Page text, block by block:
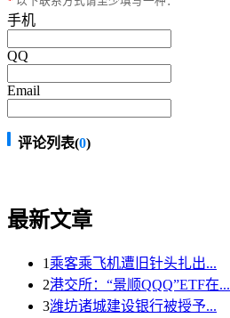
手机
QQ
Email
评论列表(0)
最新文章
1 乘客乘飞机遭旧针头扎出...
2港交所：“景顺QQQ”ETF在...
3潍坊诸城建设银行被授予...